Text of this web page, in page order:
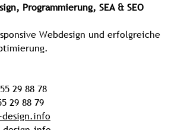
Programmierung, SEA & SEO
Webdesign und erfolgreiche
29 88 78
29 88 79